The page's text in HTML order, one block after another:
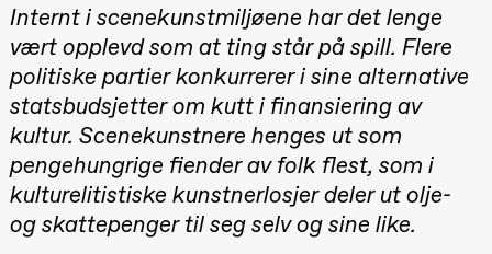
teater)
Friday, 28 August
19:00
Pia Maria
Roll and
Mohamed
Male
Fantasies
Lille scene
(Black Box
teater)
Internt i scenekunstmiljøene har det lenge
vært opplevd som at ting står på spill. Flere
politiske partier konkurrerer i sine alternative
statsbudsjetter om kutt i finansiering av
kultur. Scenekunstnere henges ut som
pengehungrige fiender av folk flest, som i
kulturelitistiske kunstnerlosjer deler ut olje-
og skattepenger til seg selv og sine like.